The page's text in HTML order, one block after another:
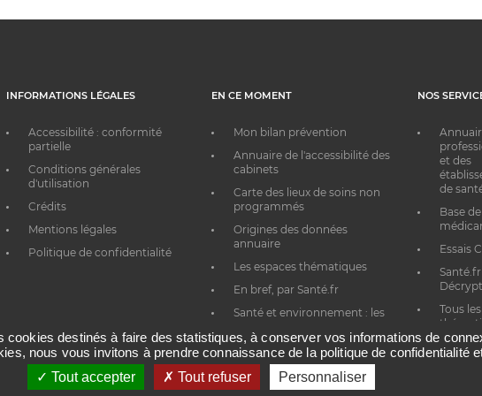
INFORMATIONS LÉGALES
Accessibilité : conformité
partielle
Conditions générales
d'utilisation
Crédits
Mentions légales
Politique de confidentialité
EN CE MOMENT
Mon bilan prévention
Annuaire de l'accessibilité des
cabinets
Carte des lieux de soins non
programmés
Origines des données
annuaire
Les espaces thématiques
En bref, par Santé.fr
Santé et environnement : les
NOS
et des
de
Base de
Essais
Santé.fr
Tous
cookies destinés à faire des statistiques, à conserver vos informations de
nous vous invitons à prendre connaissance de la politique de confidentialité
Tout accepter
Tout refuser Personnaliser